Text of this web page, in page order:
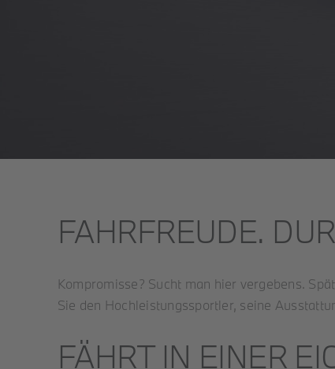
FAHRFREUDE.
Kompromisse? Sucht man hier vergebens.
Sie den Hochleistungssportler, seine
FÄHRT IN EINER